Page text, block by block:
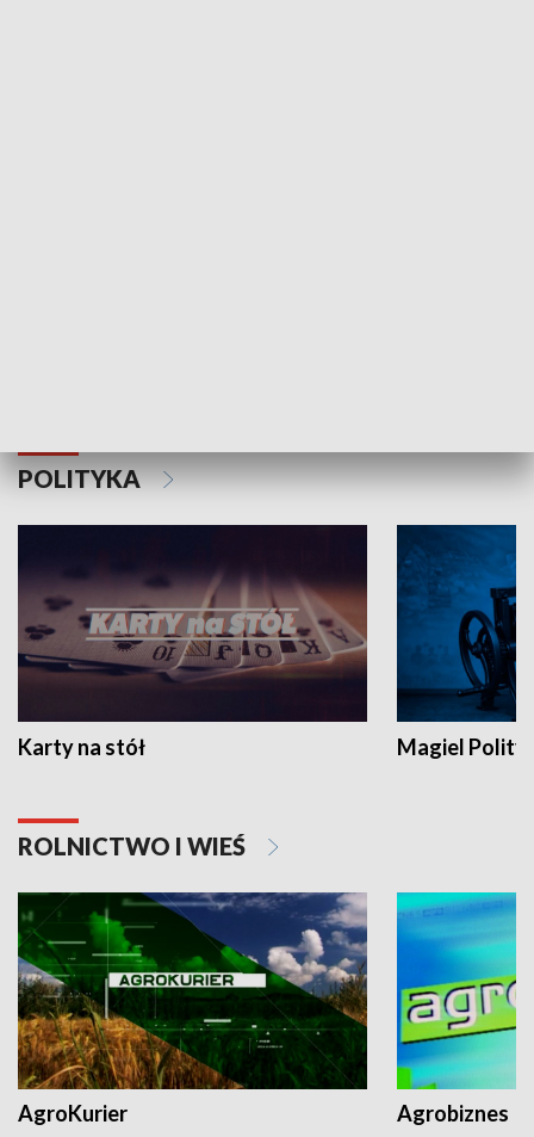
POLITYKA
Karty na stół Magiel
ROLNICTWO I WIEŚ
AgroKurier Agrobiznes